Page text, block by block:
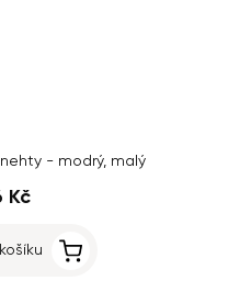
- modrý, malý
Kč